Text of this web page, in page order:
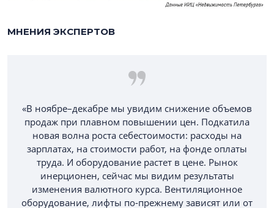
МНЕНИЯ ЭКСПЕРТОВ
«В ноябре–декабре мы увидим снижение объемов
продаж при плавном повышении цен. Подкатила
новая волна роста себестоимости: расходы на
зарплатах, на стоимости работ, на фонде оплаты
труда. И оборудование растет в цене. Рынок
инерционен, сейчас мы видим результаты
изменения валютного курса. Вентиляционное
оборудование, лифты по-прежнему зависят или от